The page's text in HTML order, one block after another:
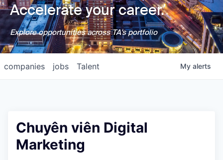
Accelerate your career.
Explore opportunities across TA's portfolio
jobs
companies Talent My alerts
Chuyên viên Digital
Marketing